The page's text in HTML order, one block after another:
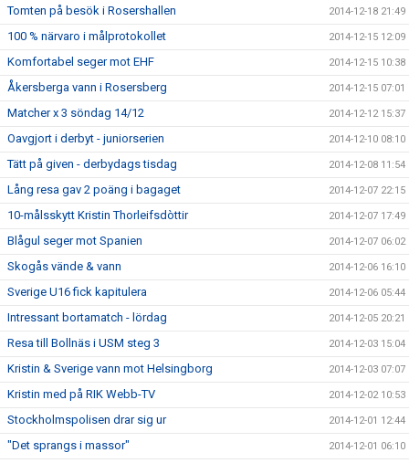
Tomten på besök i Rosershallen 2014-12-18 21:49
100 % närvaro i målprotokollet 2014-12-15 12:09
Komfortabel seger mot EHF 2014-12-15 10:38
Åkersberga vann i Rosersberg 2014-12-15 07:01
Matcher x 3 söndag 14/12 2014-12-12 15:37
Oavgjort i derbyt - juniorserien 2014-12-10 08:10
Tätt på given - derbydags tisdag 2014-12-08 11:54
Lång resa gav 2 poäng i bagaget 2014-12-07 22:15
10-målsskytt Kristin Thorleifsdòttir 2014-12-07 17:49
Blågul seger mot Spanien 2014-12-07 06:02
Skogås vände & vann 2014-12-06 16:10
Sverige U16 fick kapitulera 2014-12-06 05:44
Intressant bortamatch - lördag 2014-12-05 20:21
Resa till Bollnäs i USM steg 3 2014-12-03 15:04
Kristin & Sverige vann mot Helsingborg 2014-12-03 07:07
Kristin med på RIK Webb-TV 2014-12-02 10:53
Stockholmspolisen drar sig ur 2014-12-01 12:44
"Det sprangs i massor" 2014-12-01 06:10